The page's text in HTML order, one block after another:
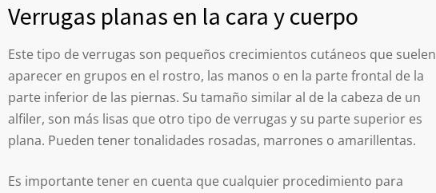
Verrugas planas en la cara y cuerpo
Este tipo de verrugas son pequeños crecimientos cutáneos que suelen
aparecer en grupos en el rostro, las manos o en la parte frontal de la
parte inferior de las piernas. Su tamaño similar al de la cabeza de un
alfiler, son más lisas que otro tipo de verrugas y su parte superior es
plana. Pueden tener tonalidades rosadas, marrones o amarillentas.
Es importante tener en cuenta que cualquier procedimiento para